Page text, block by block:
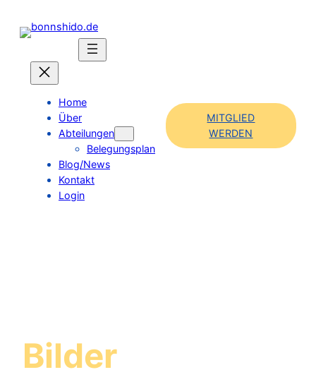
Home
Über
Abteilungen
Belegungsplan
Blog/News
Kontakt
Login
MITGLIED
WERDEN
Bilder